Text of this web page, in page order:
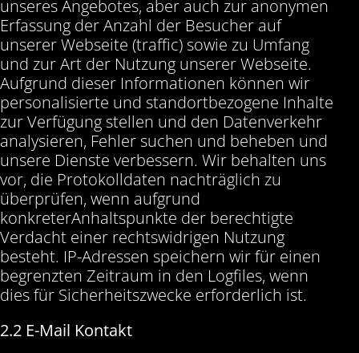
unseres Angebotes, aber auch zur anonymen
Erfassung der Anzahl der Besucher auf
unserer Webseite (traffic) sowie zu Umfang
und zur Art der Nutzung unserer Webseite.
Aufgrund dieser Informationen können wir
personalisierte und standortbezogene Inhalte
zur Verfügung stellen und den Datenverkehr
analysieren, Fehler suchen und beheben und
unsere Dienste verbessern. Wir behalten uns
vor, die Protokolldaten nachträglich zu
überprüfen, wenn aufgrund
konkreterAnhaltspunkte der berechtigte
Verdacht einer rechtswidrigen Nutzung
besteht. IP-Adressen speichern wir für einen
begrenzten Zeitraum in den Logfiles, wenn
dies für Sicherheitszwecke erforderlich ist.
2.2 E-Mail Kontakt